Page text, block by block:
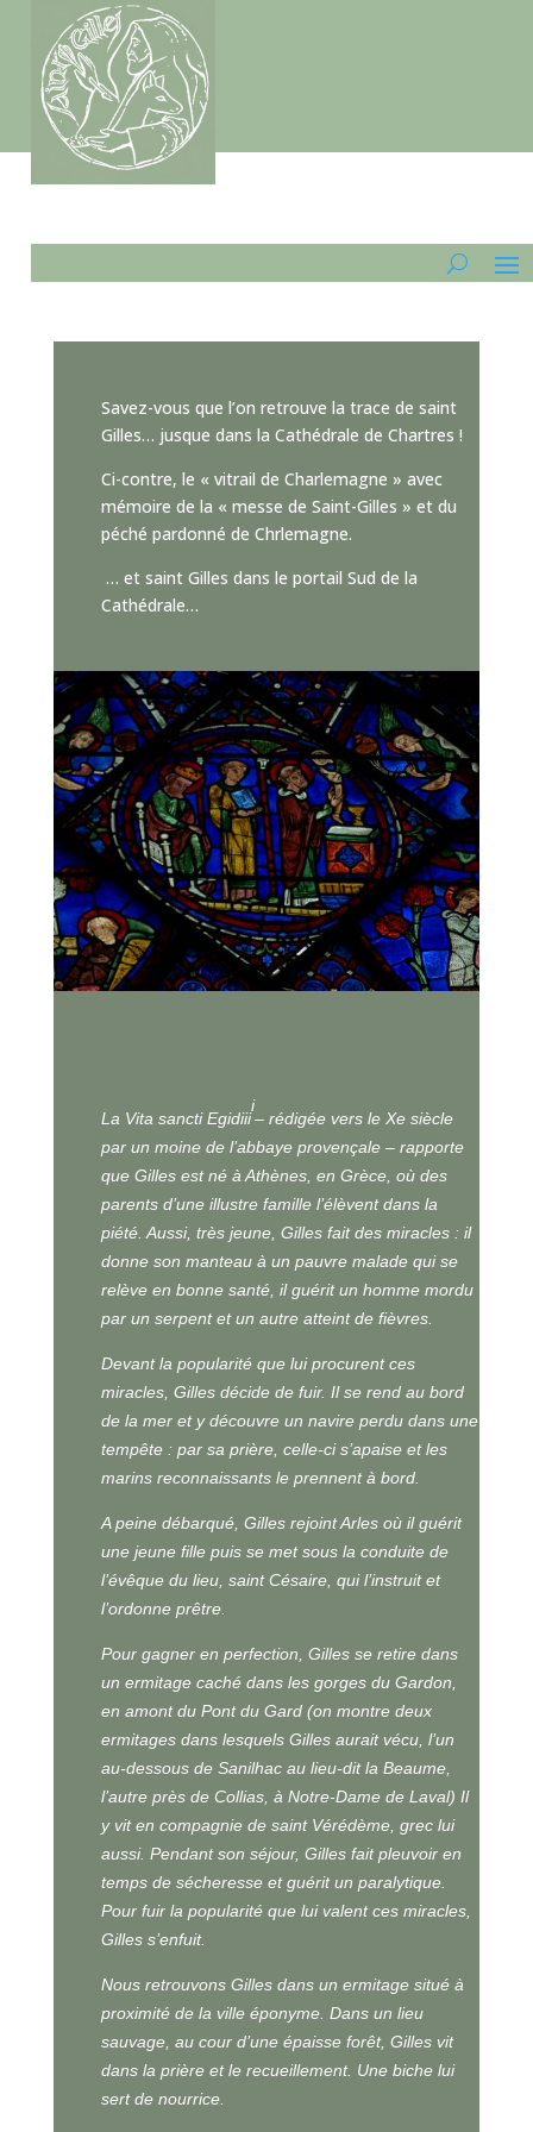
Savez-vous que l’on retrouve la trace de saint
Gilles… jusque dans la Cathédrale de Chartres !
Ci-contre, le « vitrail de Charlemagne » avec
mémoire de la « messe de Saint-Gilles » et du
péché pardonné de Chrlemagne.
… et saint Gilles dans le portail Sud de la
Cathédrale…
La Vita sancti Egidiii
i
– rédigée vers le Xe siècle
par un moine de l’abbaye provençale – rapporte
que Gilles est né à Athènes, en Grèce, où des
parents d’une illustre famille l’élèvent dans la
piété. Aussi, très jeune, Gilles fait des miracles : il
donne son manteau à un pauvre malade qui se
relève en bonne santé, il guérit un homme mordu
par un serpent et un autre atteint de fièvres.
Devant la popularité que lui procurent ces
miracles, Gilles décide de fuir. Il se rend au bord
de la mer et y découvre un navire perdu dans une
tempête : par sa prière, celle-ci s’apaise et les
marins reconnaissants le prennent à bord.
A peine débarqué, Gilles rejoint Arles où il guérit
une jeune fille puis se met sous la conduite de
l’évêque du lieu, saint Césaire, qui l’instruit et
l’ordonne prêtre.
Pour gagner en perfection, Gilles se retire dans
un ermitage caché dans les gorges du Gardon,
en amont du Pont du Gard (on montre deux
ermitages dans lesquels Gilles aurait vécu, l’un
au-dessous de Sanilhac au lieu-dit la Beaume,
l’autre près de Collias, à Notre-Dame de Laval) Il
y vit en compagnie de saint Vérédème, grec lui
aussi. Pendant son séjour, Gilles fait pleuvoir en
temps de sécheresse et guérit un paralytique.
Pour fuir la popularité que lui valent ces miracles,
Gilles s’enfuit.
Nous retrouvons Gilles dans un ermitage situé à
proximité de la ville éponyme. Dans un lieu
sauvage, au cour d’une épaisse forêt, Gilles vit
dans la prière et le recueillement. Une biche lui
sert de nourrice.